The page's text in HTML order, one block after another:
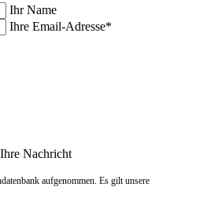
Ihr Name
Ihre Email-Adresse*
Ihre Nachricht
aufgenommen. Es gilt unsere